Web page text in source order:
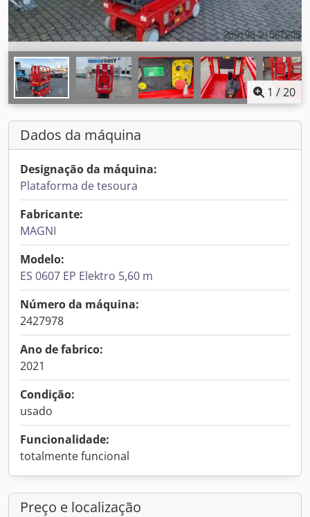
1 /20
Dados da máquina
Designação da máquina:
Plataforma de tesoura
Fabricante:
MAGNI
Modelo:
ES 0607 EP Elektro 5,60 m
Número da máquina:
2427978
Ano de fabrico:
2021
Condição:
usado
Funcionalidade:
totalmente funcional
Preço e localização